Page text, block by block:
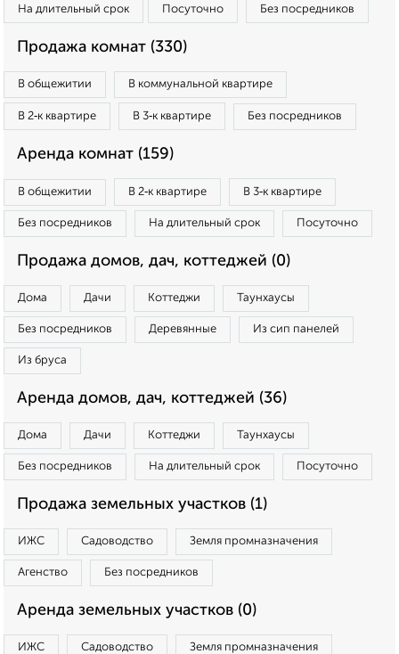
На длительный срок Посуточно Без посредников
Продажа комнат (330)
В общежитии В коммунальной квартире
В 2‑к квартире В 3‑к квартире Без посредников
Аренда комнат (159)
В общежитии В 2‑к квартире В 3‑к квартире
Без посредников На длительный срок Посуточно
Продажа домов, дач, коттеджей (0)
Дома Дачи Коттеджи Таунхаусы
Без посредников Деревянные Из сип панелей
Из бруса
Аренда домов, дач, коттеджей (36)
Дома Дачи Коттеджи Таунхаусы
Без посредников На длительный срок Посуточно
Продажа земельных участков (1)
ИЖС Садоводство Земля промназначения
Агенство Без посредников
Аренда земельных участков (0)
ИЖС Садоводство Земля промназначения